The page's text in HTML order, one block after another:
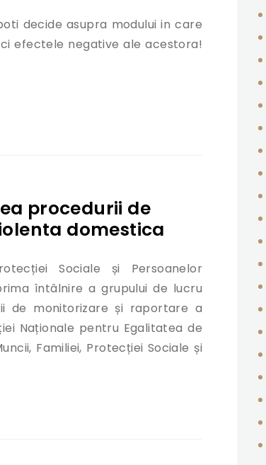
decide asupra modului in care
efectele negative ale acestora!
procedurii de
domestica
Sociale și Persoanelor
întâlnire a grupului de lucru
de monitorizare și raportare a
Naționale pentru Egalitatea de
Familiei, Protecției Sociale și
de monitorizare si raportare a